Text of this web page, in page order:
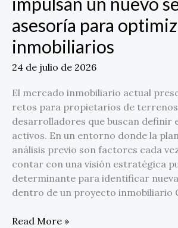
asesoría para
inmobiliarios
24 de julio de 2026
El mercado inmobiliario actual
retos para propietarios de
desarrolladores que buscan definir
activos. En un entorno donde la
análisis previo son factores cada
contar con una visión estratégica
determinante para identificar
dentro de un proyecto inmobiliario
Read More »